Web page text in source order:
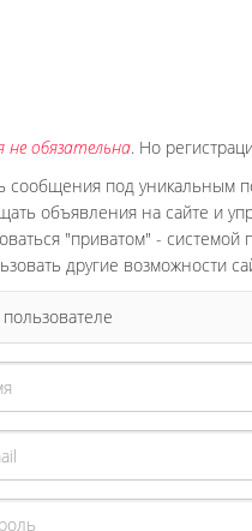
не обязательна. Но
сообщения под уникальным
объявления на сайте и
"приватом" -
другие возможности